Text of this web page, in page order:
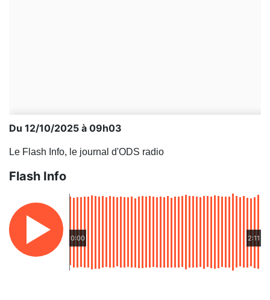
Du 12/10/2025 à 09h03
Le Flash Info, le journal d'ODS radio
Flash Info
0:00 2:11